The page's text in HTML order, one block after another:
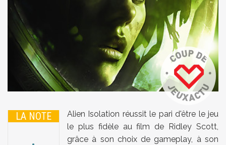
LA NOTE
Alien Isolation réussit le pari d'être le jeu
le plus fidèle au film de Ridley Scott,
grâce à son choix de gameplay, à son